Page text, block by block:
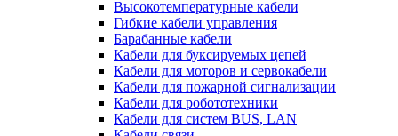
Высокотемпературные кабели
Гибкие кабели управления
Барабанные кабели
Кабели для буксируемых цепей
Кабели для моторов и сервокабели
Кабели для пожарной сигнализации
Кабели для робототехники
Кабели для систем BUS, LAN